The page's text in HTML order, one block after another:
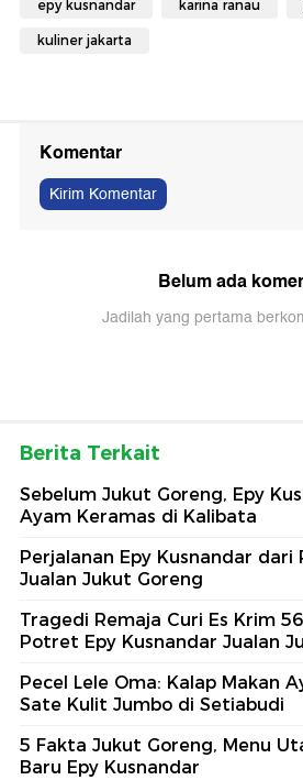
epy kusnandar karina ranau
kuliner jakarta
Komentar
Kirim Komentar
Belum ada
Jadilah yang pertama
Berita Terkait
Sebelum Jukut Goreng, Epy
Ayam Keramas di Kalibata
Perjalanan Epy Kusnandar
Jualan Jukut Goreng
Tragedi Remaja Curi Es Krim
Potret Epy Kusnandar Jualan
Pecel Lele Oma: Kalap Makan
Sate Kulit Jumbo di Setiabudi
5 Fakta Jukut Goreng, Menu
Baru Epy Kusnandar